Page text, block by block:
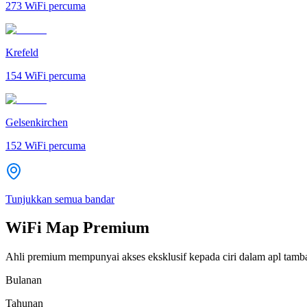
273 WiFi percuma
Krefeld
154 WiFi percuma
Gelsenkirchen
152 WiFi percuma
Tunjukkan semua bandar
WiFi Map Premium
Ahli premium mempunyai akses eksklusif kepada ciri dalam apl
Bulanan
Tahunan